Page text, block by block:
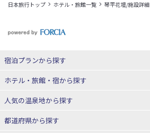
日本旅行トップ ホテル・旅館一覧 琴平花壇/施設詳細
宿泊プランから探す
北海道
東北
青森県
ホテル・旅館・宿から探す
北海道ホテル・旅館
人気の温泉地から探す
北海道
都道府県から探す